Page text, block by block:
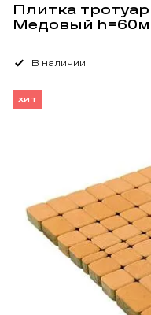
Плитка
Медовый
В наличии
ХИТ